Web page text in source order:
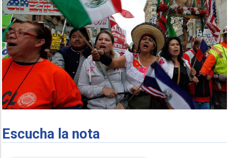
Escucha la nota